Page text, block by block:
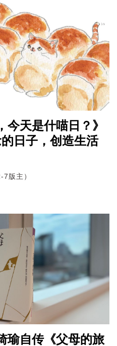
今天是什喵日？》
日子，创造生活
版主）
瑜自传《父母的旅